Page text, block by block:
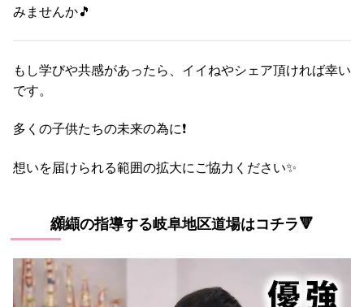
みませんか🎵
もし学びや共感があったら、イイねやシェア頂ければ幸い
です。
多くの子供たちの未来の為に❗
想いを届けられる範囲の拡大にご協力ください✨
纐纈の指導する岐阜地区道場はコチラ🔻